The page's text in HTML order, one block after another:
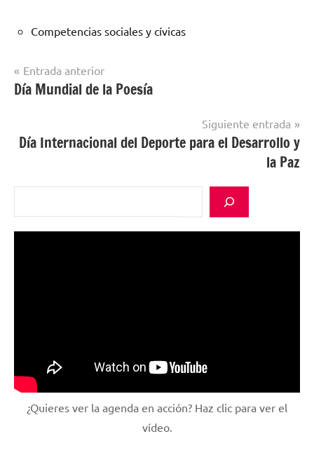
Competencias sociales y cívicas
Sin
Navegación
de
Entrada anterior
Día Mundial de la Poesía
Siguiente entrada
Día Internacional del Deporte para el Desarrollo y
la Paz
¿Quieres ver la agenda en acción? Haz clic para ver el
vídeo.